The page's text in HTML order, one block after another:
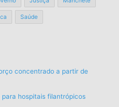
Saúde
concentrado a partir de
hospitais filantrópicos